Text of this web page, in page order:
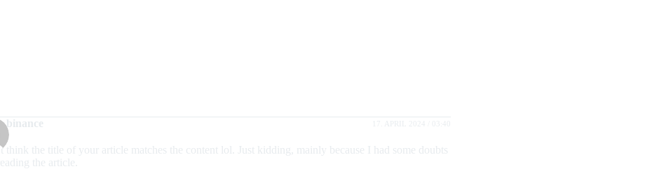
binance 17. APRIL 2024 / 03:40
think the title of your article matches the content lol. Just kidding, mainly because I had some doubts
the article.